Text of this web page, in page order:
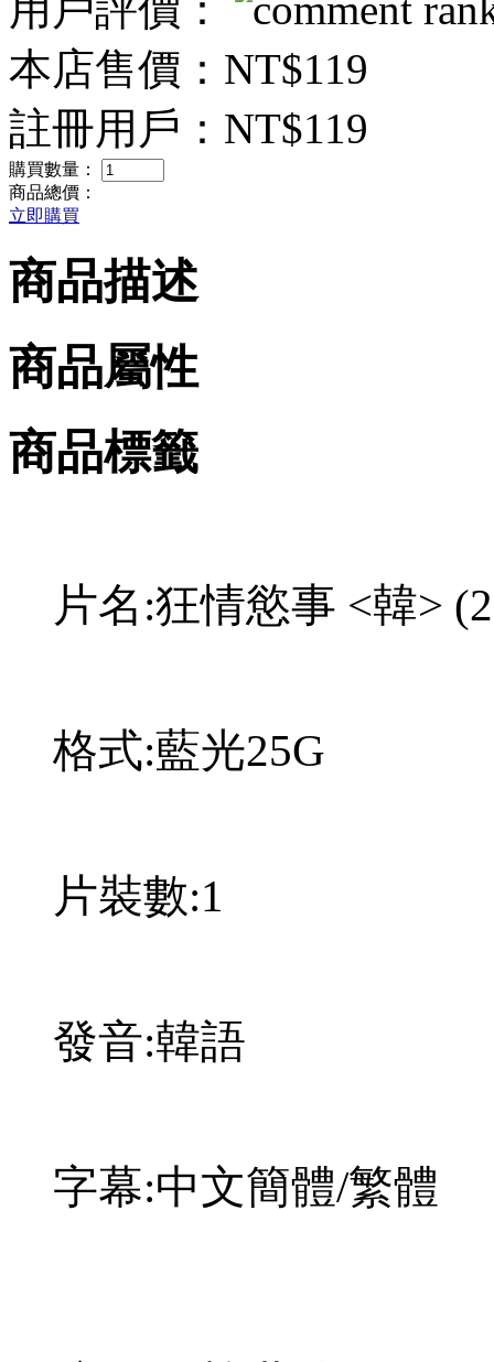
本店售價： NT$119
註冊用戶： NT$119
購買數量：
商品總價：
立即購買
商品描述
商品屬性
商品標籤
片名:狂情慾事 <韓>
格式:藍光25G
片裝數:1
發音:韓語
字幕:中文簡體/繁體